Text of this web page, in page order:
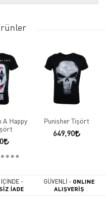
A Happy
Punisher Tişört
649,90
İÇİNDE -
İADE
GÜVENLİ - ONLINE
ALIŞVERİŞ